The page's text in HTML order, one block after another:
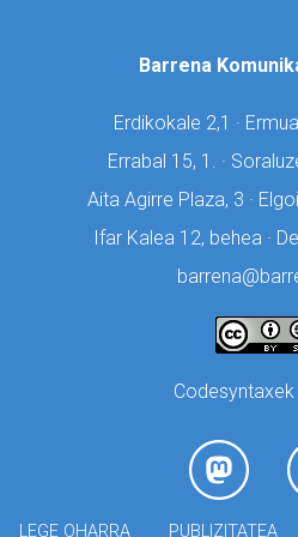
Barrena
Erdikokale 2,1 ·
Errabal 15, 1. ·
Aita Agirre Plaza, 3 ·
Ifar Kalea 12, behea ·
LEGE OHARRA PUBLIZITATEA